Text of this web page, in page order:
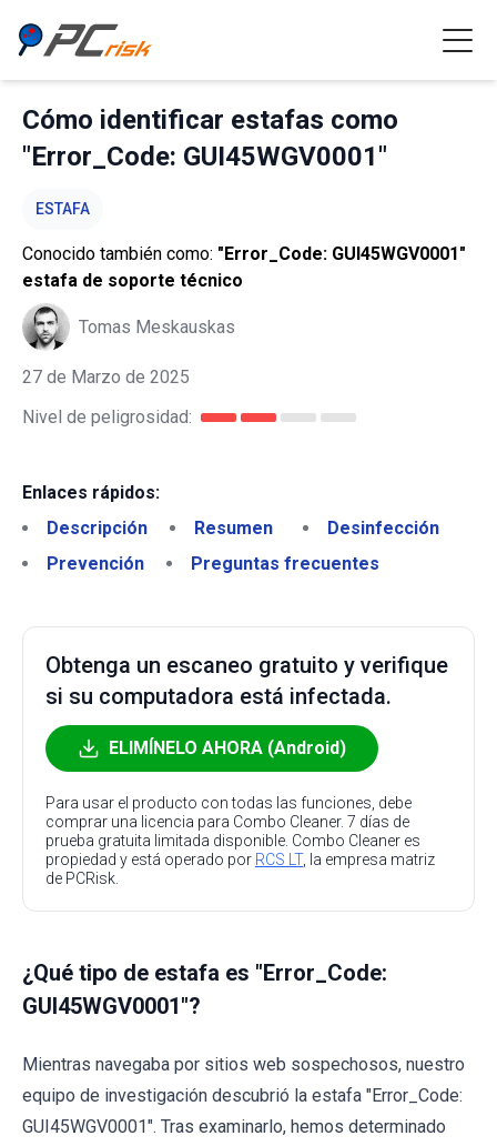
Cómo identificar estafas como
"Error_Code: GUI45WGV0001"
ESTAFA
Conocido también como: "Error_Code: GUI45WGV0001"
estafa de soporte técnico
Tomas Meskauskas
27 de Marzo de 2025
Nivel de peligrosidad:
Enlaces rápidos:
Descripción
Resumen
Desinfección
Prevención
Preguntas frecuentes
Obtenga un escaneo gratuito y verifique
si su computadora está infectada.
ELIMÍNELO AHORA (Android)
Para usar el producto con todas las funciones, debe
comprar una licencia para Combo Cleaner. 7 días de
prueba gratuita limitada disponible. Combo Cleaner es
propiedad y está operado por RCS LT, la empresa matriz
de PCRisk.
¿Qué tipo de estafa es "Error_Code:
GUI45WGV0001"?
Mientras navegaba por sitios web sospechosos, nuestro
equipo de investigación descubrió la estafa "Error_Code:
GUI45WGV0001". Tras examinarlo, hemos determinado